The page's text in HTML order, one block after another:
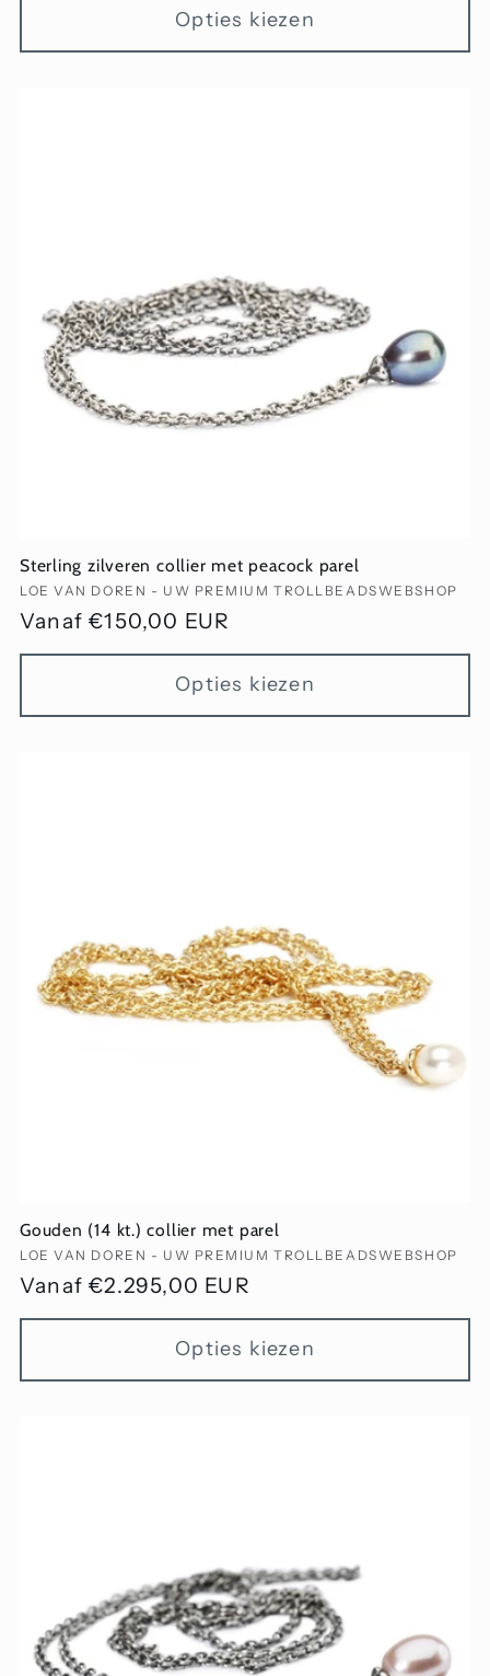
Opties kiezen
Sterling zilveren collier met peacock parel
Verkoper:
LOE VAN DOREN - UW PREMIUM TROLLBEADSWEBSHOP
Normale
prijs
Vanaf €150,00 EUR
Opties kiezen
Gouden (14 kt.) collier met parel
Verkoper:
LOE VAN DOREN - UW PREMIUM TROLLBEADSWEBSHOP
Normale
prijs
Vanaf €2.295,00 EUR
Opties kiezen